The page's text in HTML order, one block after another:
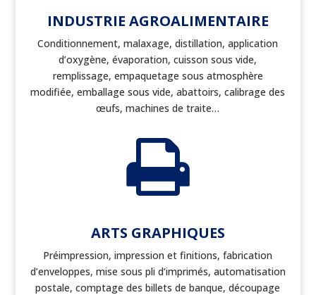
INDUSTRIE AGROALIMENTAIRE
Conditionnement, malaxage, distillation, application
d’oxygène, évaporation, cuisson sous vide,
remplissage, empaquetage sous atmosphère
modifiée, emballage sous vide, abattoirs, calibrage des
œufs, machines de traite…

ARTS GRAPHIQUES
Préimpression, impression et finitions, fabrication
d’enveloppes, mise sous pli d’imprimés, automatisation
postale, comptage des billets de banque, découpage